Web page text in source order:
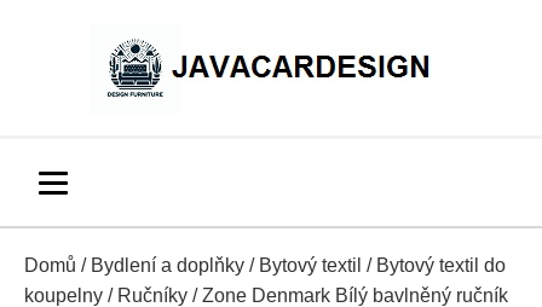
Domů / Bydlení a doplňky / Bytový textil / Bytový textil do
koupelny / Ručníky / Zone Denmark Bílý bavlněný ručník